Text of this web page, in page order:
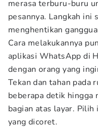
merasa terburu-buru
pesannya. Langkah ini
menghentikan
Cara melakukannya
aplikasi WhatsApp di
dengan orang yang
Tekan dan tahan pada
beberapa detik hingga
bagian atas layar. Pilih
yang dicoret.